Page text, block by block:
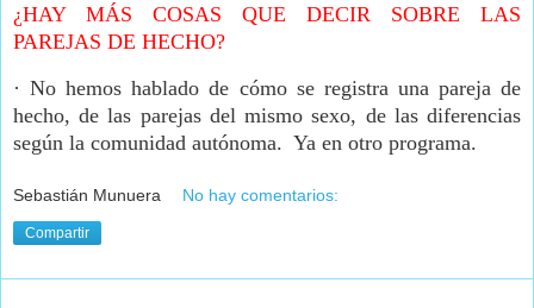
¿HAY MÁS COSAS QUE DECIR SOBRE LAS
PAREJAS DE HECHO?
· No hemos hablado de cómo se registra una pareja de
hecho, de las parejas del mismo sexo, de las diferencias
según la comunidad autónoma. Ya en otro programa.
Sebastián Munuera No hay comentarios:
Compartir